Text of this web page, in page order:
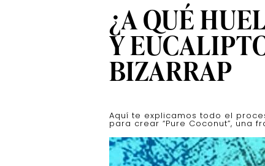
¿A QUÉ
Y
BIZARRAP
Aquí te explicamos todo el
para crear “Pure Coconut”, una